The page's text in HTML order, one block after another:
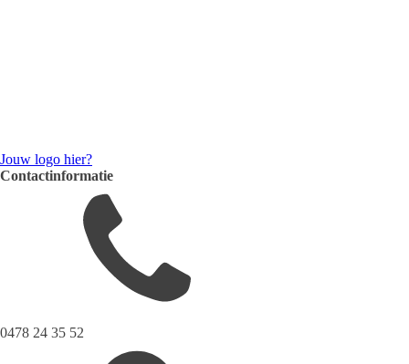
Jouw logo hier?
Contactinformatie
0478 24 35 52